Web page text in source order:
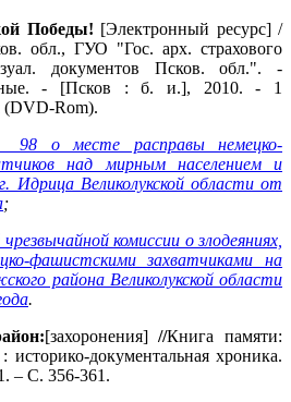
Победы! [Электронный ресурс] /
обл., ГУО "Гос. арх. страхового
документов Псков. обл.". -
- [Псков : б. и.], 2010. - 1
(DVD-Rom).
о месте расправы немецко-
над мирным населением и
Идрица Великолукской области от
;
комиссии о злодеяниях,
фашистскими захватчиками на
района Великолукской области
.
[захоронения]//Книга памяти:
историко-документальная хроника.
– С. 356-361.